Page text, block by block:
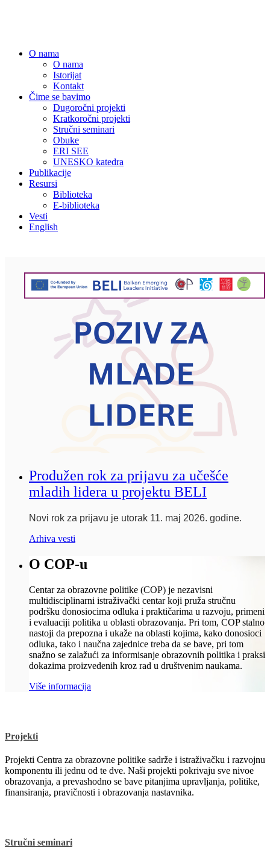
O nama
O nama
Istorijat
Kontakt
Čime se bavimo
Dugoročni projekti
Kratkoročni projekti
Stručni seminari
Obuke
ERI SEE
UNESKO katedra
Publikacije
Resursi
Biblioteka
E-biblioteka
Vesti
English
Produžen rok za prijavu za učešće
mladih lidera u projektu BELI
Novi rok za prijavu je utorak 11. maj 2026. godine.
Arhiva vesti
O COP-u
Centar za obrazovne politike (COP) je nezavisni
multidisciplinarni istraživački centar koji pruža stručnu
podršku donosiocima odluka i praktičarima u razvoju, primeni
i evaluaciji politika u oblasti obrazovanja. Pri tom, COP stalno
nastoji da prepozna i ukaže na oblasti kojima, kako donosioci
odluka, tako i naučna zajednice treba da se bave, pri tom
snažno se zalažući za informisanje obrazovnih politika i praksi
dokazima proizvedenih kroz rad u društvenim naukama.
Više informacija
Projekti
Projekti Centra za obrazovne politike sadrže i istraživačku i razvojnu
komponentu ili jednu od te dve. Naši projekti pokrivaju sve nivoe
obrazovanja, a prevashodno se bave pitanjima upravljanja, politike,
finansiranja, pravičnosti i obrazovanja nastavnika.
Stručni seminari